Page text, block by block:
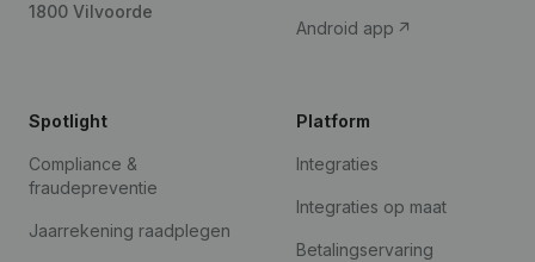
1800 Vilvoorde
Android app
Spotlight
Compliance &
fraudepreventie
Jaarrekening raadplegen
Platform
Integraties
Integraties op maat
Betalingservaring